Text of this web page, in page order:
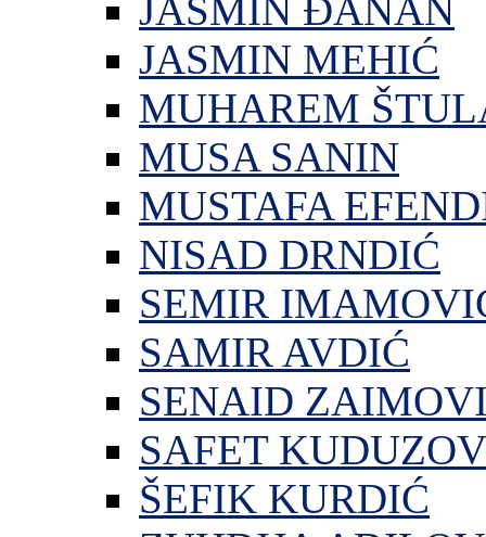
JASMIN ĐANAN
JASMIN MEHIĆ
MUHAREM
MUSA SANIN
MUSTAFA
NISAD DRNDIĆ
SEMIR
SAMIR AVDIĆ
SENAID
SAFET
ŠEFIK KURDIĆ